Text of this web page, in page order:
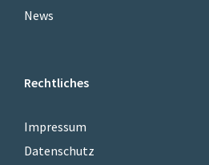
News
Rechtliches
Impressum
Datenschutz